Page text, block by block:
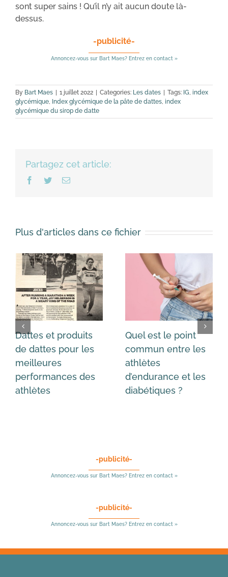
sont super sains ! Qu’il n’y ait aucun doute là-
dessus.
-publicité-
Annoncez-vous sur Bart Maes? Entrez en contact »
By Bart Maes 1 juillet 2022 Categories: Les dates Tags: IG, index
glycémique, Index glycémique de la pâte de dattes, index
glycémique du sirop de datte
Partagez cet article:
Facebook
TwitterEmail
Plus d'articles dans ce fichier
Dattes et produits
de dattes pour les
meilleures
performances des
athlètes
Quel est le point
commun entre les
athlètes
d’endurance et les
diabétiques ?
-publicité-
Annoncez-vous sur Bart Maes? Entrez en contact »
-publicité-
Annoncez-vous sur Bart Maes? Entrez en contact »